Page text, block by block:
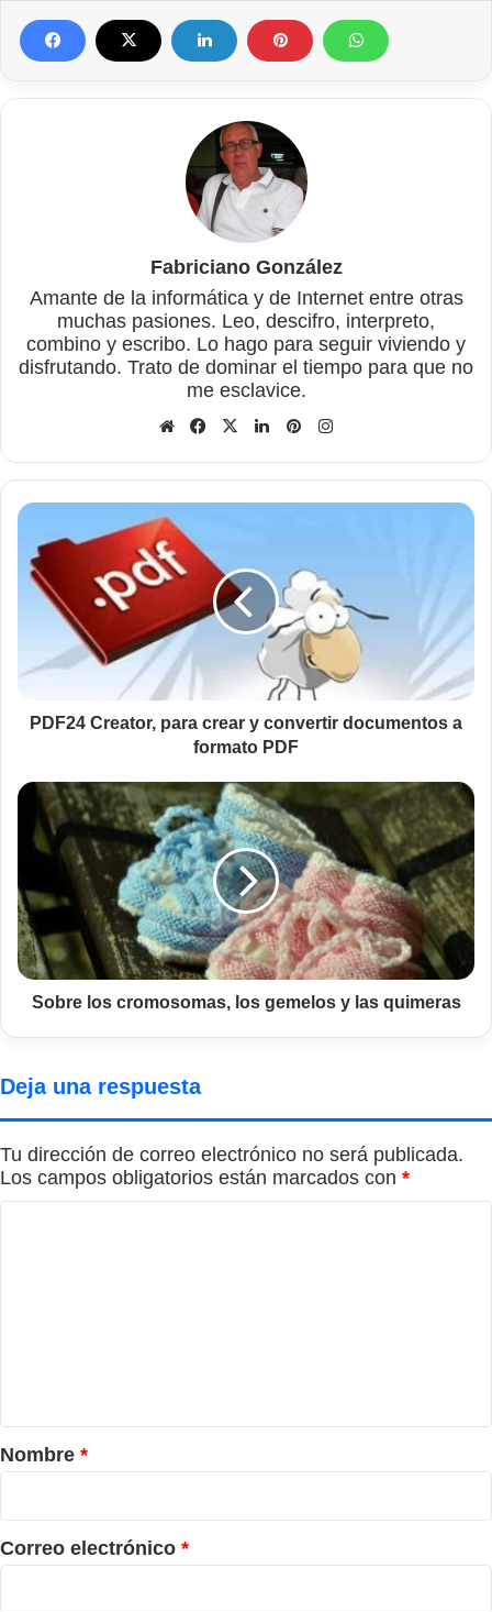
Fabriciano González
Amante de la informática y de Internet entre otras
muchas pasiones. Leo, descifro, interpreto,
combino y escribo. Lo hago para seguir viviendo y
disfrutando. Trato de dominar el tiempo para que no
me esclavice.
Sitio
Facebook
X LinkedInPinterest
PDF24
Creator,
para
crear
convertir
documentos
a
PDF
PDF24 Creator, para crear y convertir documentos a
formato PDF
Sobre
cromosomas,
gemelos
y
las
quimeras
Sobre los cromosomas, los gemelos y las quimeras
Deja una respuesta
Tu dirección de correo electrónico no será publicada.
Los campos obligatorios están marcados con *
r
i
o
*
Nombre *
Correo electrónico *